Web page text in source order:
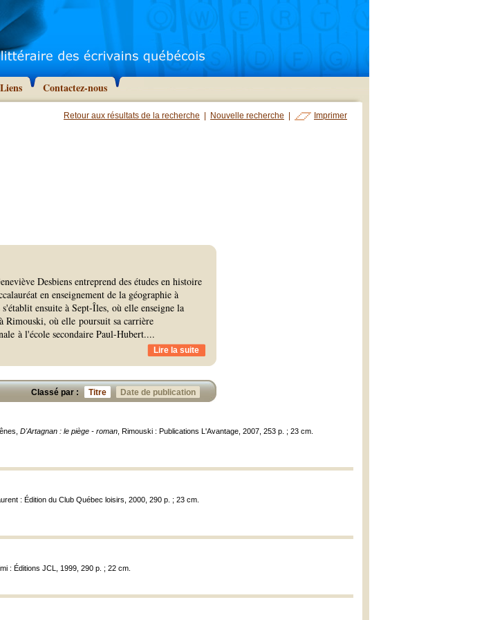
Liens Contactez-nous
Retour aux résultats de la recherche Nouvelle recherche Imprimer
Desbiens entreprend des études en histoire
en enseignement de la géographie à
ensuite à Sept-Îles, où elle enseigne la
Rimouski, où elle poursuit sa carrière
à l'école secondaire Paul-Hubert....
Lire la suite
Classé par : Titre Date de publication
D'Artagnan : le piège - roman , Rimouski : Publications L'Avantage, 2007, 253 p. ; 23 cm.
: Édition du Club Québec loisirs, 2000, 290 p. ; 23 cm.
: Éditions JCL, 1999, 290 p. ; 22 cm.